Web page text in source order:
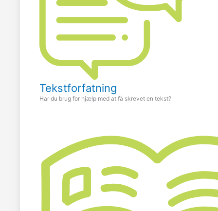
Tekstforfatning
Har du brug for hjælp med at få skrevet en tekst?